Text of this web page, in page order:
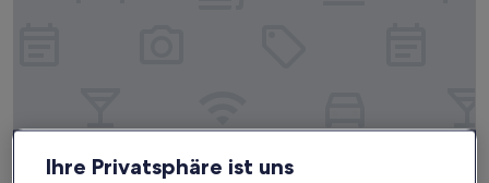
Ihre Privatsphäre ist uns